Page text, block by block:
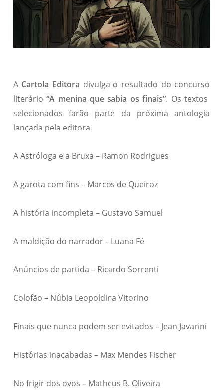
A Cartola Editora divulga o resultado do concurso
literário“A menina que sabia os finais”. Os textos
selecionados farão parte da próxima antologia
lançada pela editora.
A Astróloga e a Bruxa – Ramon Rodrigues
A garota com fins – Marcos de Queiroz
A história incompleta – Gustavo Samuel
A maldição do narrador – Luana Fé
Anúncios de partida – Ricardo Sorrenti
Colofão – Núbia Leopoldina Vitorino
Finais que nunca podem ser evitados – Jean Javarini
Histórias inacabadas – Max Mendes Fischer
No frigir dos ovos – Matheus B. Oliveira